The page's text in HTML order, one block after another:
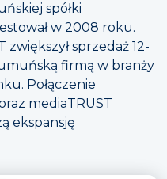
spółki
w 2008 roku.
sprzedaż 12-
firmą w branży
Połączenie
mediaTRUST
ekspansję